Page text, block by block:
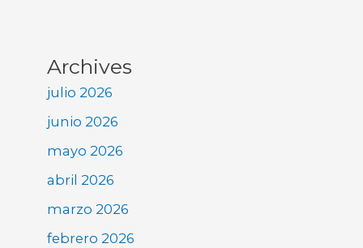
Archives
julio 2026
junio 2026
mayo 2026
abril 2026
marzo 2026
febrero 2026